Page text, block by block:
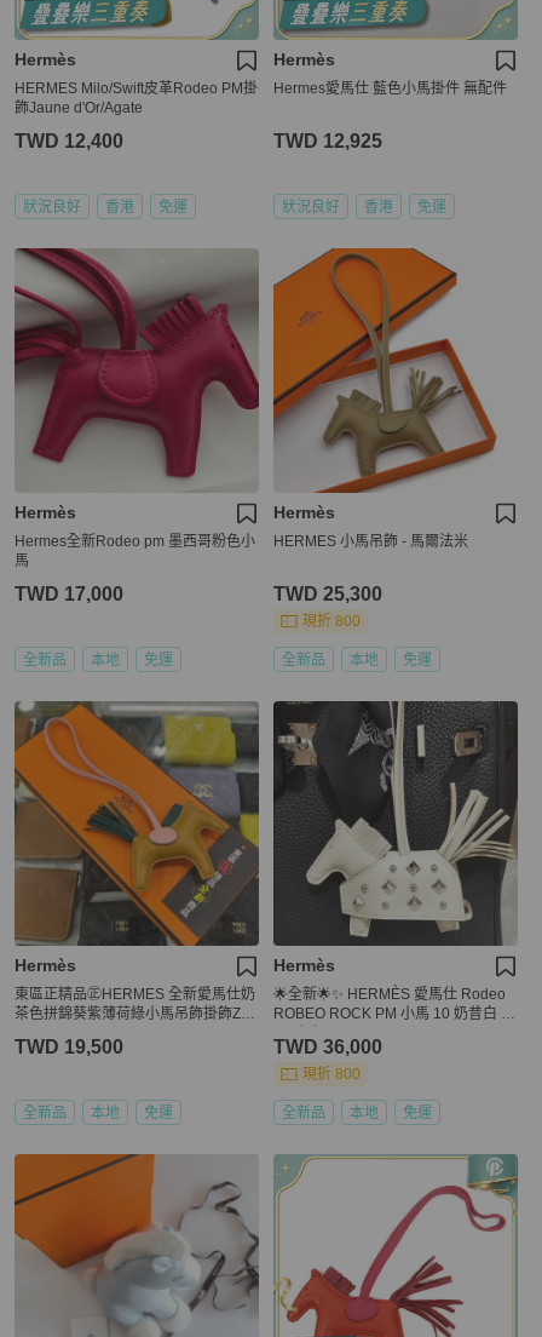
Hermès
HERMES Milo/Swift皮革Rodeo PM掛
飾Jaune d'Or/Agate
TWD 12,400
狀況良好 香港 免運
Hermès
Hermes愛馬仕 藍色小馬掛件 無配件
TWD 12,925
狀況良好 香港 免運
Hermès
Hermes全新Rodeo pm 墨西哥粉色小
馬
TWD 17,000
全新品 本地 免運
Hermès
HERMES 小馬吊飾 - 馬爾法米
TWD 25,300
現折 800
全新品 本地 免運
Hermès
東區正精品㊣HERMES 全新愛馬仕奶
茶色拼錦葵紫薄荷綠小馬吊飾掛飾Z刻
TWD 19,500
全新品 本地 免運
Hermès
🌟全新🌟✨ HERMÈS 愛馬仕 Rodeo
ROBEO ROCK PM 小馬 10 奶昔白 Cr
TWD 36,000
現折 800
全新品 本地 免運